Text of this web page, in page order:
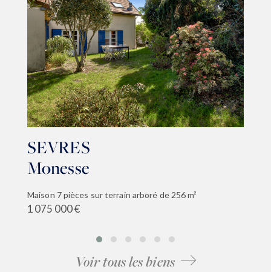
SEVRES
Monesse
Maison 7 pièces sur terrain arboré de 256 m²
1 075 000 €
Voir tous les biens